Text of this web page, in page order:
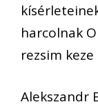
harcolnak
rezsim keze
Alekszandr